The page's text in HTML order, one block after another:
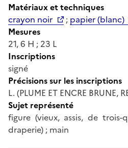
Matériaux et techniques
crayon noir
; papier (blanc)
Mesures
21, 6 H ; 23 L
Inscriptions
signé
Précisions sur les inscriptions
L. (PLUME ET ENCRE BRUNE,
Sujet représenté
figure (vieux, assis, de trois-
draperie) ; main